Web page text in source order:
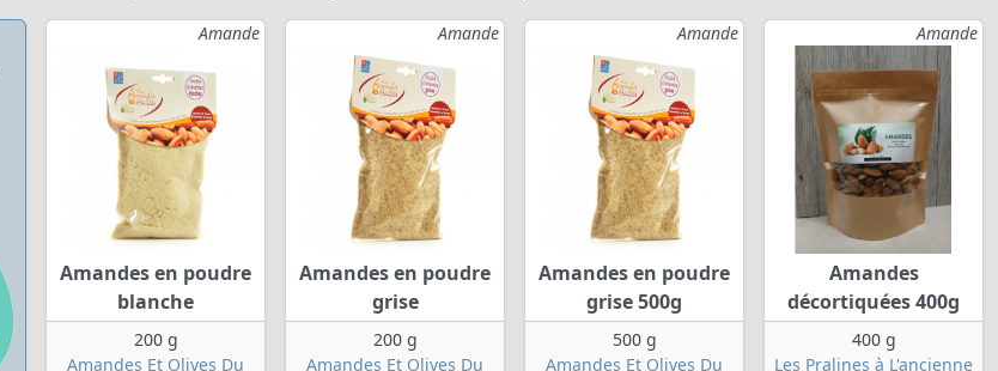
Amande
Amandes en poudre
blanche
200 g
Amandes Et Olives Du
Amande
Amandes en poudre
grise
200 g
Amandes Et Olives Du
Amande
Amandes en poudre
grise 500g
500 g
Amandes Et Olives Du
Amande
Amandes
décortiquées 400g
400 g
Les Pralines à L'ancienne